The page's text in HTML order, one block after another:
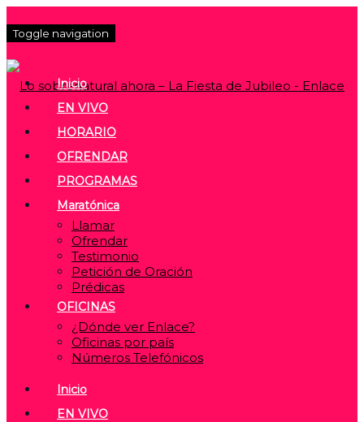
Toggle navigation
Inicio
EN VIVO
HORARIO
OFRENDAR
PROGRAMAS
Maratónica
Llamar
Ofrendar
Testimonio
Petición de Oración
Prédicas
OFICINAS
¿Dónde ver Enlace?
Oficinas por país
Números Telefónicos
Inicio
EN VIVO